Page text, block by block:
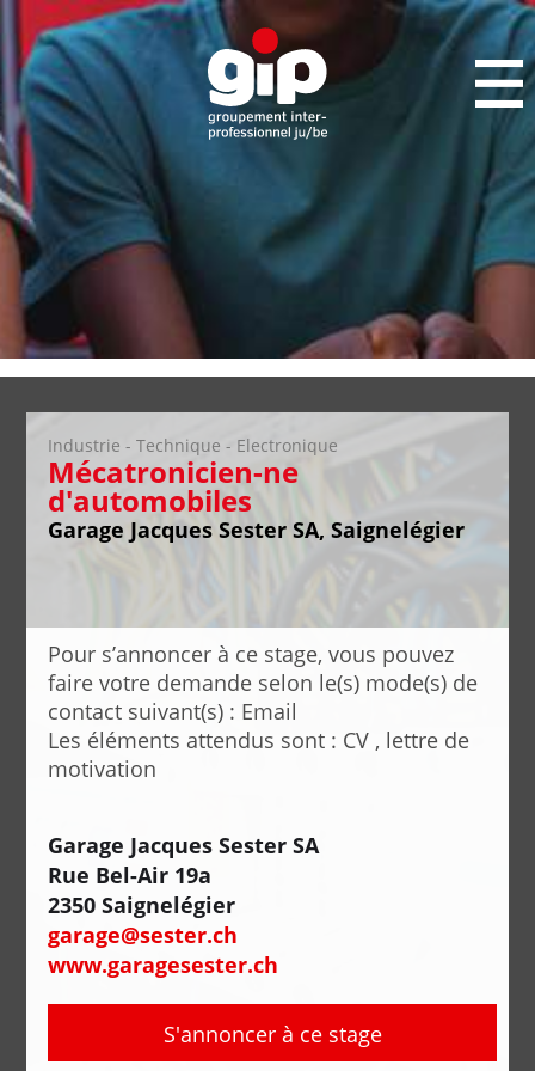
Industrie - Technique - Electronique
Mécatronicien-ne
d'automobiles
Garage Jacques Sester SA, Saignelégier
Pour s’annoncer à ce stage, vous pouvez
faire votre demande selon le(s) mode(s) de
contact suivant(s) : Email
Les éléments attendus sont : CV , lettre de
motivation
Garage Jacques Sester SA
Rue Bel-Air 19a
2350 Saignelégier
garage@sester.ch
www.garagesester.ch
S'annoncer à ce stage